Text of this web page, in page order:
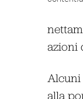
azioni
alla